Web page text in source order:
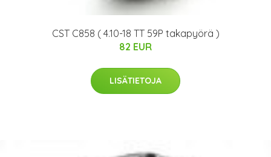
CST C858 ( 4.10-18 TT 59P takapyörä )
82 EUR
LISÄTIETOJA